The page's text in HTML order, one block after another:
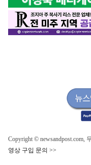
Copyright ©
영상 구입 문의 >>